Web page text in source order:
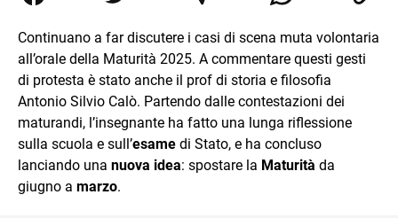
da lì non mi sono più fermata. L’attualità è il mio pane
mente.
Continuano a far discutere i casi di scena muta volontaria
all’orale della Maturità 2025. A commentare questi gesti
di protesta è stato anche il prof di storia e filosofia
Antonio Silvio Calò. Partendo dalle contestazioni dei
maturandi, l’insegnante ha fatto una lunga riflessione
sulla scuola e sull’esame di Stato, e ha concluso
lanciando una nuova idea: spostare la Maturità da
giugno a marzo.